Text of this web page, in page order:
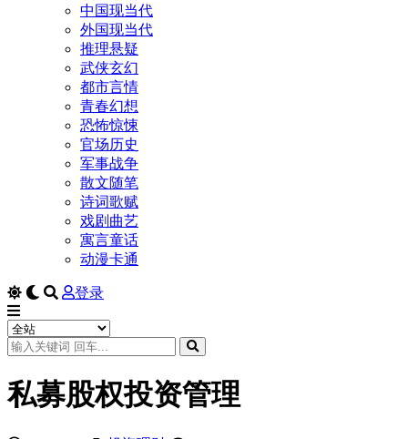
中国现当代
外国现当代
推理悬疑
武侠玄幻
都市言情
青春幻想
恐怖惊悚
官场历史
军事战争
散文随笔
诗词歌赋
戏剧曲艺
寓言童话
动漫卡通
登录
私募股权投资管理